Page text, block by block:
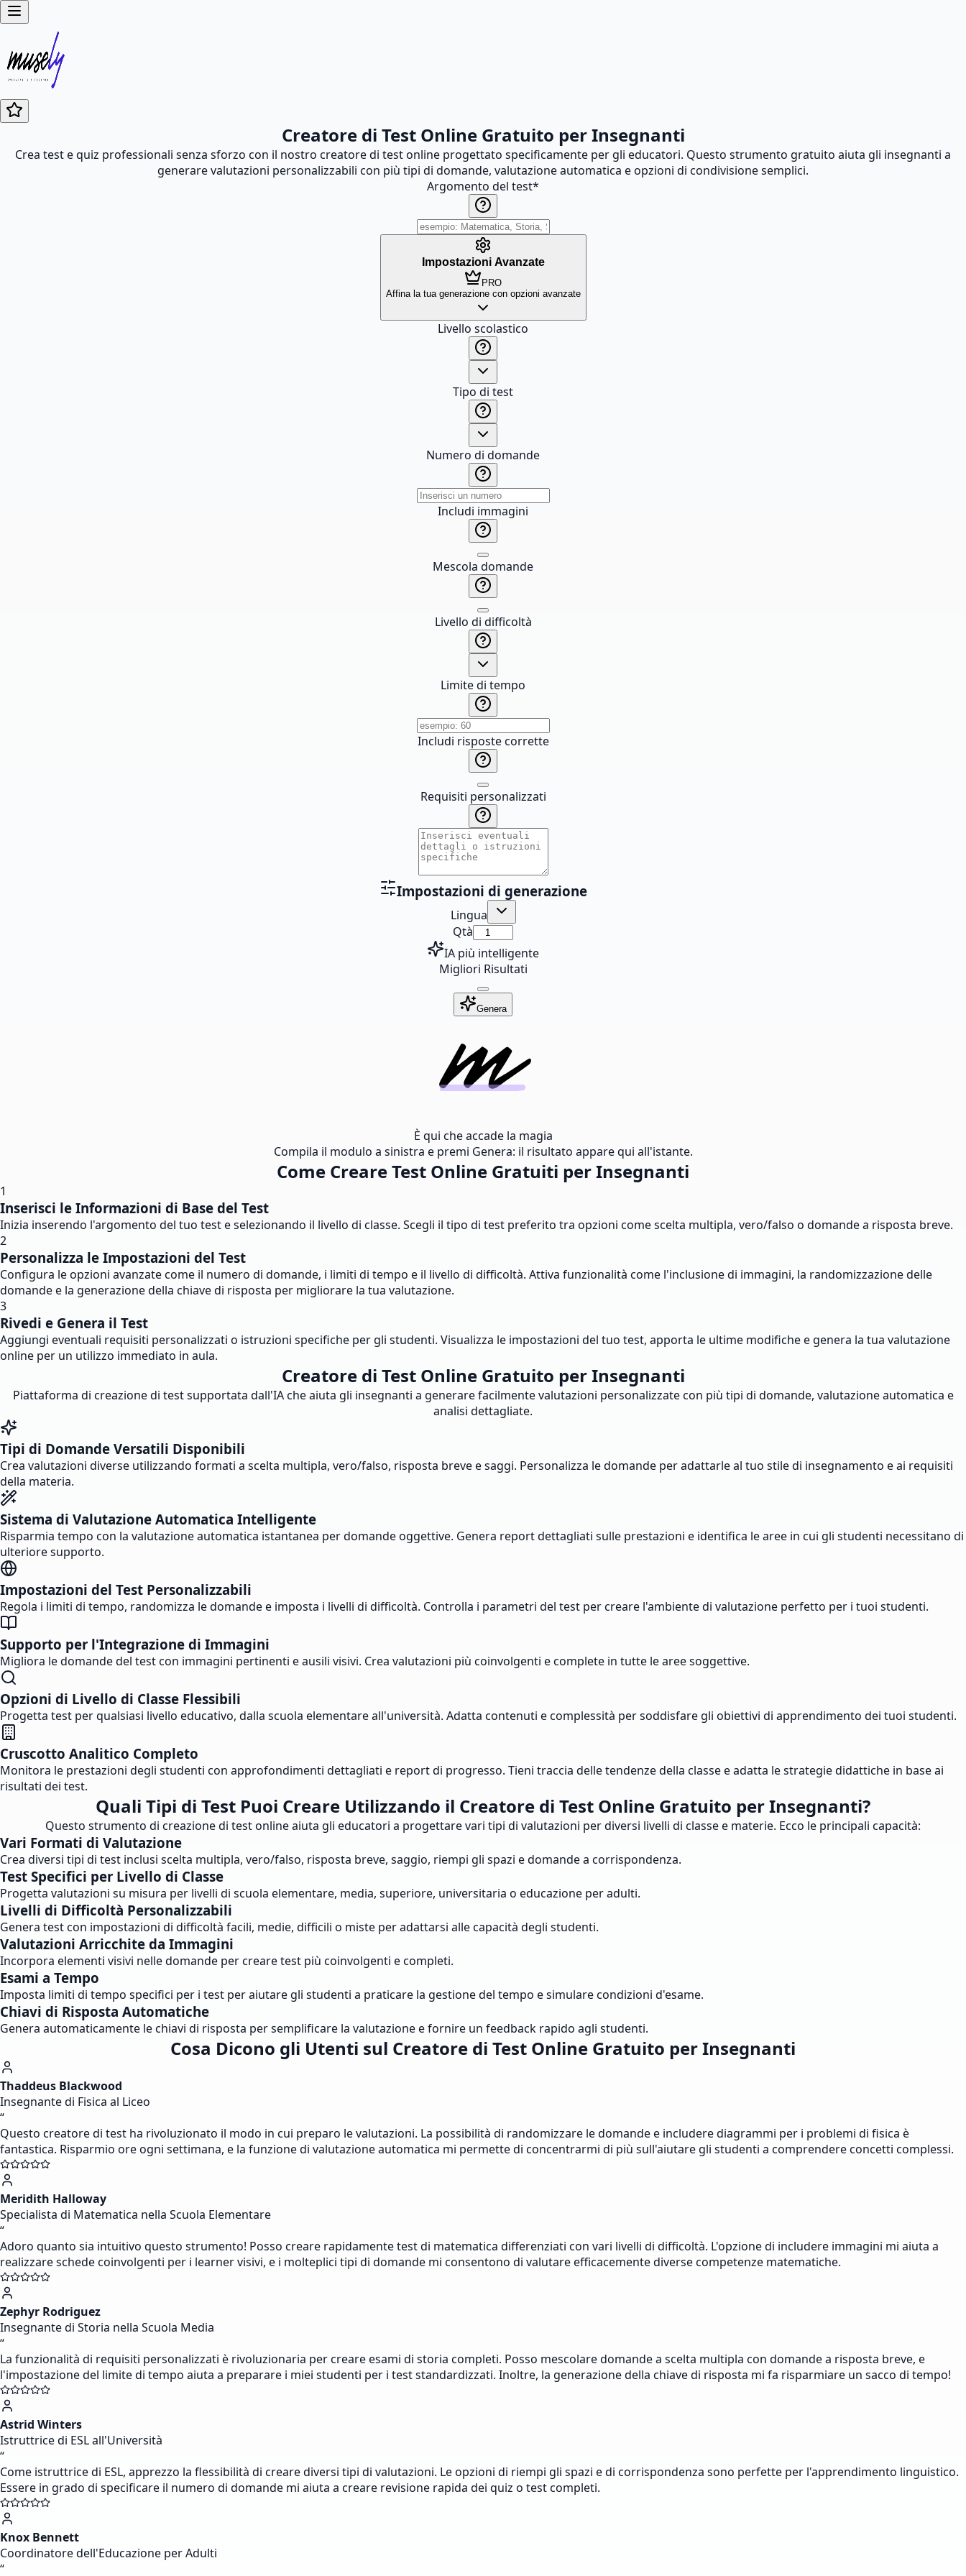
Creatore di Test Online Gratuito per Insegnanti
Crea test e quiz professionali senza sforzo con il nostro creatore di test online progettato specificamente per gli educatori. Questo strumento gratuito aiuta gli insegnanti a
generare valutazioni personalizzabili con più tipi di domande, valutazione automatica e opzioni di condivisione semplici.
Argomento del test*
Impostazioni Avanzate
PRO
Affina la tua generazione con opzioni avanzate
Livello scolastico
Tipo di test
Numero di domande
Includi immagini
Mescola domande
Livello di difficoltà
Limite di tempo
Includi risposte corrette
Requisiti personalizzati
Impostazioni di generazione
Lingua
Qtà
IA più intelligente
Migliori Risultati
Genera
È qui che accade la magia
Compila il modulo a sinistra e premi Genera: il risultato appare qui all'istante.
Come Creare Test Online Gratuiti per Insegnanti
1
Inserisci le Informazioni di Base del Test
Inizia inserendo l'argomento del tuo test e selezionando il livello di classe. Scegli il tipo di test preferito tra opzioni come scelta multipla, vero/falso o domande a risposta breve.
2
Personalizza le Impostazioni del Test
Configura le opzioni avanzate come il numero di domande, i limiti di tempo e il livello di difficoltà. Attiva funzionalità come l'inclusione di immagini, la randomizzazione delle
domande e la generazione della chiave di risposta per migliorare la tua valutazione.
3
Rivedi e Genera il Test
Aggiungi eventuali requisiti personalizzati o istruzioni specifiche per gli studenti. Visualizza le impostazioni del tuo test, apporta le ultime modifiche e genera la tua valutazione
online per un utilizzo immediato in aula.
Creatore di Test Online Gratuito per Insegnanti
Piattaforma di creazione di test supportata dall'IA che aiuta gli insegnanti a generare facilmente valutazioni personalizzate con più tipi di domande, valutazione automatica e
analisi dettagliate.
Tipi di Domande Versatili Disponibili
Crea valutazioni diverse utilizzando formati a scelta multipla, vero/falso, risposta breve e saggi. Personalizza le domande per adattarle al tuo stile di insegnamento e ai requisiti
della materia.
Sistema di Valutazione Automatica Intelligente
Risparmia tempo con la valutazione automatica istantanea per domande oggettive. Genera report dettagliati sulle prestazioni e identifica le aree in cui gli studenti necessitano di
ulteriore supporto.
Impostazioni del Test Personalizzabili
Regola i limiti di tempo, randomizza le domande e imposta i livelli di difficoltà. Controlla i parametri del test per creare l'ambiente di valutazione perfetto per i tuoi studenti.
Supporto per l'Integrazione di Immagini
Migliora le domande del test con immagini pertinenti e ausili visivi. Crea valutazioni più coinvolgenti e complete in tutte le aree soggettive.
Opzioni di Livello di Classe Flessibili
Progetta test per qualsiasi livello educativo, dalla scuola elementare all'università. Adatta contenuti e complessità per soddisfare gli obiettivi di apprendimento dei tuoi studenti.
Cruscotto Analitico Completo
Monitora le prestazioni degli studenti con approfondimenti dettagliati e report di progresso. Tieni traccia delle tendenze della classe e adatta le strategie didattiche in base ai
risultati dei test.
Quali Tipi di Test Puoi Creare Utilizzando il Creatore di Test Online Gratuito per Insegnanti?
Questo strumento di creazione di test online aiuta gli educatori a progettare vari tipi di valutazioni per diversi livelli di classe e materie. Ecco le principali capacità:
Vari Formati di Valutazione
Crea diversi tipi di test inclusi scelta multipla, vero/falso, risposta breve, saggio, riempi gli spazi e domande a corrispondenza.
Test Specifici per Livello di Classe
Progetta valutazioni su misura per livelli di scuola elementare, media, superiore, universitaria o educazione per adulti.
Livelli di Difficoltà Personalizzabili
Genera test con impostazioni di difficoltà facili, medie, difficili o miste per adattarsi alle capacità degli studenti.
Valutazioni Arricchite da Immagini
Incorpora elementi visivi nelle domande per creare test più coinvolgenti e completi.
Esami a Tempo
Imposta limiti di tempo specifici per i test per aiutare gli studenti a praticare la gestione del tempo e simulare condizioni d'esame.
Chiavi di Risposta Automatiche
Genera automaticamente le chiavi di risposta per semplificare la valutazione e fornire un feedback rapido agli studenti.
Cosa Dicono gli Utenti sul Creatore di Test Online Gratuito per Insegnanti
Thaddeus Blackwood
Insegnante di Fisica al Liceo
“
Questo creatore di test ha rivoluzionato il modo in cui preparo le valutazioni. La possibilità di randomizzare le domande e includere diagrammi per i problemi di fisica è
fantastica. Risparmio ore ogni settimana, e la funzione di valutazione automatica mi permette di concentrarmi di più sull'aiutare gli studenti a comprendere concetti complessi.
Meridith Halloway
Specialista di Matematica nella Scuola Elementare
“
Adoro quanto sia intuitivo questo strumento! Posso creare rapidamente test di matematica differenziati con vari livelli di difficoltà. L'opzione di includere immagini mi aiuta a
realizzare schede coinvolgenti per i learner visivi, e i molteplici tipi di domande mi consentono di valutare efficacemente diverse competenze matematiche.
Zephyr Rodriguez
Insegnante di Storia nella Scuola Media
“
La funzionalità di requisiti personalizzati è rivoluzionaria per creare esami di storia completi. Posso mescolare domande a scelta multipla con domande a risposta breve, e
l'impostazione del limite di tempo aiuta a preparare i miei studenti per i test standardizzati. Inoltre, la generazione della chiave di risposta mi fa risparmiare un sacco di tempo!
Astrid Winters
Istruttrice di ESL all'Università
“
Come istruttrice di ESL, apprezzo la flessibilità di creare diversi tipi di valutazioni. Le opzioni di riempi gli spazi e di corrispondenza sono perfette per l'apprendimento linguistico.
Essere in grado di specificare il numero di domande mi aiuta a creare revisione rapida dei quiz o test completi.
Knox Bennett
Coordinatore dell'Educazione per Adulti
“